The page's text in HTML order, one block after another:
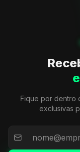
Fique por dentro
exclusivas